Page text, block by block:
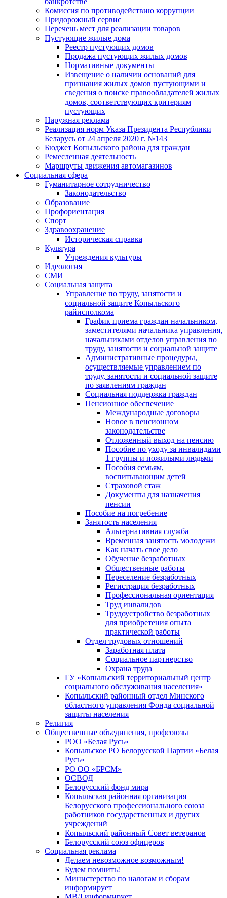
Комиссия по противодействию коррупции
Придорожный сервис
Перечень мест для реализации товаров
Пустующие жилые дома
Реестр пустующих домов
Продажа пустующих жилых домов
Нормативные документы
Извещение о наличии оснований для
признания жилых домов пустующими и
сведения о поиске правообладателей жилых
домов, соответствующих критериям
пустующих
Наружная реклама
Реализация норм Указа Президента Республики
Беларусь от 24 апреля 2020 г. №143
Бюджет Копыльского района для граждан
Ремесленная деятельность
Маршруты движения автомагазинов
Социальная сфера
Гуманитарное сотрудничество
Законодательство
Образование
Профориентация
Спорт
Здравоохранение
Историческая справка
Культура
Учреждения культуры
Идеология
СМИ
Социальная защита
Управление по труду, занятости и
социальной защите Копыльского
райисполкома
График приема граждан начальником,
заместителями начальника управления,
начальниками отделов управления по
труду, занятости и социальной защите
Административные процедуры,
осуществляемые управлением по
труду, занятости и социальной защите
по заявлениям граждан
Социальная поддержка граждан
Пенсионное обеспечение
Международные договоры
Новое в пенсионном
законодательстве
Отложенный выход на пенсию
Пособие по уходу за инвалидами
1 группы и пожилыми людьми
Пособия семьям,
воспитывающим детей
Страховой стаж
Документы для назначения
пенсии
Пособие на погребение
Занятость населения
Альтернативная служба
Временная занятость молодежи
Как начать свое дело
Обучение безработных
Общественные работы
Переселение безработных
Регистрация безработных
Профессиональная ориентация
Труд инвалидов
Трудоустройство безработных
для приобретения опыта
практической работы
Отдел трудовых отношений
Заработная плата
Социальное партнерство
Охрана труда
ГУ «Копыльский территориальный центр
социального обслуживания населения»
Копыльский районный отдел Минского
областного управления Фонда социальной
защиты населения
Религия
Общественные объединения, профсоюзы
РОО «Белая Русь»
Копыльское РО Белорусской Партии «Белая
Русь»
РО ОО «БРСМ»
ОСВОД
Белорусский фонд мира
Копыльская районная организация
Белорусского профессионального союза
работников государственных и других
учреждений
Копыльский районный Совет ветеранов
Белорусский союз офицеров
Социальная реклама
Делаем невозможное возможным!
Будем помнить!
Министерство по налогам и сборам
информирует